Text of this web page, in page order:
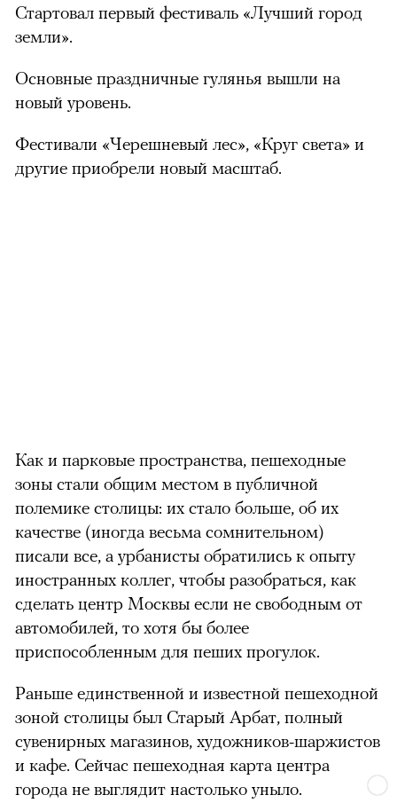
Стартовал первый фестиваль «Лучший город
земли».
Основные праздничные гулянья вышли на
новый уровень.
Фестивали «Черешневый лес», «Круг света» и
другие приобрели новый масштаб.
Как и парковые пространства, пешеходные
зоны стали общим местом в публичной
полемике столицы: их стало больше, об их
качестве (иногда весьма сомнительном)
писали все, а урбанисты обратились к опыту
иностранных коллег, чтобы разобраться, как
сделать центр Москвы если не свободным от
автомобилей, то хотя бы более
приспособленным для пеших прогулок.
Раньше единственной и известной пешеходной
зоной столицы был Старый Арбат, полный
сувенирных магазинов, художников-шаржистов
и кафе. Сейчас пешеходная карта центра
города не выглядит настолько уныло.